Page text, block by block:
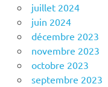
juillet 2024
juin 2024
décembre 2023
novembre 2023
octobre 2023
septembre 2023